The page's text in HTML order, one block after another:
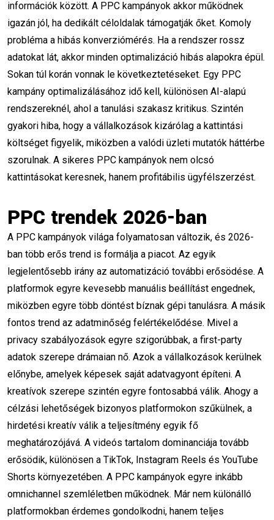
Keresőhirdetés Konverziómérés
Kulcsszókutatás Hirdetéskezelés
MarketingStratégia ROAS
Vevőszerzés DigitálisMarketing
Vállalkozásfejlesztés MarketingTippek
KezdőMarketing HirdetésOptimalizálás
CapCut trükkök videóvágás kezdőknek
automatikus feliratozás videós marketing
tartalomgyártás CapCut tanfolyam
influencer tippek keyframe használata
Weboldal elemzés
Google helyezés javítás Technikai SEO
Kulcsszó kutatás
Weboldal sebesség optimalizálás
Mobilbarát weboldal
Konverzió optimalizálás
SEO elemző szoftver
Marketing Ragadozó csomagok
információk között. A PPC kampányok akkor működnek
igazán jól, ha dedikált céloldalak támogatják őket. Komoly
probléma a hibás konverziómérés. Ha a rendszer rossz
adatokat lát, akkor minden optimalizáció hibás alapokra épül.
Sokan túl korán vonnak le következtetéseket. Egy PPC
kampány optimalizálásához idő kell, különösen AI-alapú
rendszereknél, ahol a tanulási szakasz kritikus. Szintén
gyakori hiba, hogy a vállalkozások kizárólag a kattintási
költséget figyelik, miközben a valódi üzleti mutatók háttérbe
szorulnak. A sikeres PPC kampányok nem olcsó
kattintásokat keresnek, hanem profitábilis ügyfélszerzést.
PPC trendek 2026-ban
A PPC kampányok világa folyamatosan változik, és 2026-
ban több erős trend is formálja a piacot. Az egyik
legjelentősebb irány az automatizáció további erősödése. A
platformok egyre kevesebb manuális beállítást engednek,
miközben egyre több döntést bíznak gépi tanulásra. A másik
fontos trend az adatminőség felértékelődése. Mivel a
privacy szabályozások egyre szigorúbbak, a first-party
adatok szerepe drámaian nő. Azok a vállalkozások kerülnek
előnybe, amelyek képesek saját adatvagyont építeni. A
kreatívok szerepe szintén egyre fontosabbá válik. Ahogy a
célzási lehetőségek bizonyos platformokon szűkülnek, a
hirdetési kreatív válik a teljesítmény egyik fő
meghatározójává. A videós tartalom dominanciája tovább
erősödik, különösen a TikTok, Instagram Reels és YouTube
Shorts környezetében. A PPC kampányok egyre inkább
omnichannel szemléletben működnek. Már nem különálló
platformokban érdemes gondolkodni, hanem teljes